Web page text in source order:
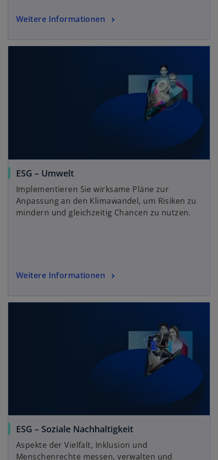
Weitere Informationen
ESG – Umwelt
Implementieren Sie wirksame Pläne zur
Anpassung an den Klimawandel, um Risiken zu
mindern und gleichzeitig Chancen zu nutzen.
Weitere Informationen
ESG – Soziale Nachhaltigkeit
Aspekte der Vielfalt, Inklusion und
Menschenrechte messen, verwalten und